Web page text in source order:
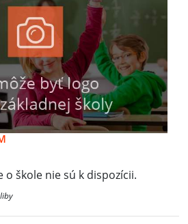
škole nie sú k dispozícii.